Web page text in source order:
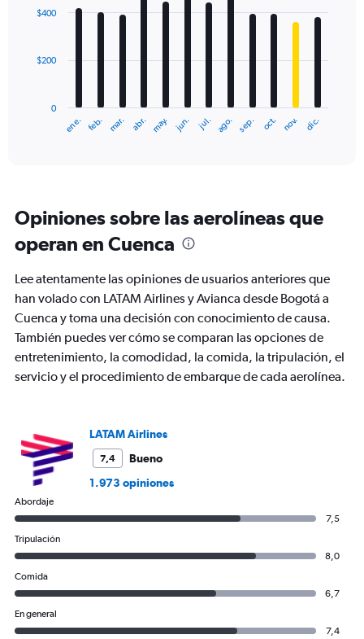
with
12
The
categories.
chart
1
Y
axis
displaying
values.
Range:
0
ene. feb. mar. abr. may. jun. jul. ago. sep. oct. nov. dic.
0
$200
$400
Opiniones sobre las aerolíneas que
operan en Cuenca
Lee atentamente las opiniones de usuarios anteriores que
han volado con LATAM Airlines y Avianca desde Bogotá a
Cuenca y toma una decisión con conocimiento de causa.
También puedes ver cómo se comparan las opciones de
entretenimiento, la comodidad, la comida, la tripulación, el
servicio y el procedimiento de embarque de cada aerolínea.
LATAM Airlines
7,4
Bueno
1.973 opiniones
Abordaje
7,5
Tripulación
8,0
Comida
6,7
En general
7,4